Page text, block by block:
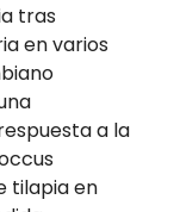
tras
en varios
a la
tilapia en